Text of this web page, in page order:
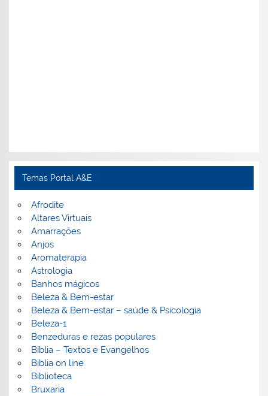
Temas Portal A&E
Afrodite
Altares Virtuais
Amarrações
Anjos
Aromaterapia
Astrologia
Banhos mágicos
Beleza & Bem-estar
Beleza & Bem-estar – saúde & Psicologia
Beleza-1
Benzeduras e rezas populares
Bíblia – Textos e Evangelhos
Biblia on line
Biblioteca
Bruxaria